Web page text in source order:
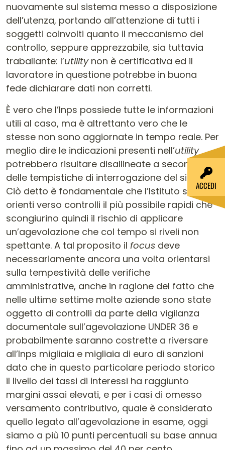
nuovamente sul sistema messo a disposizione
dell’utenza, portando all’attenzione di tutti i
soggetti coinvolti quanto il meccanismo del
controllo, seppure apprezzabile, sia tuttavia
traballante: l’utilitynon è certificativa ed il
lavoratore in questione potrebbe in buona
fede dichiarare dati non corretti.
È vero che l’Inps possiede tutte le informazioni
utili al caso, ma è altrettanto vero che le
stesse non sono aggiornate in tempo reale. Per
meglio dire le indicazioni presenti nell’utility
potrebbero risultare disallineate a seconda
delle tempistiche di interrogazione del sistema.
Ciò detto è fondamentale che l’Istituto si
orienti verso controlli il più possibile rapidi che
scongiurino quindi il rischio di applicare
un’agevolazione che col tempo si riveli non
spettante. A tal proposito il focus deve
necessariamente ancora una volta orientarsi
sulla tempestività delle verifiche
amministrative, anche in ragione del fatto che
nelle ultime settime molte aziende sono state
oggetto di controlli da parte della vigilanza
documentale sull’agevolazione UNDER 36 e
probabilmente saranno costrette a riversare
all’Inps migliaia e migliaia di euro di sanzioni
dato che in questo particolare periodo storico
il livello dei tassi di interessi ha raggiunto
margini assai elevati, e per i casi di omesso
versamento contributivo, quale è considerato
quello legato all’agevolazione in esame, oggi
siamo a più 10 punti percentuali su base annua
ACCEDI